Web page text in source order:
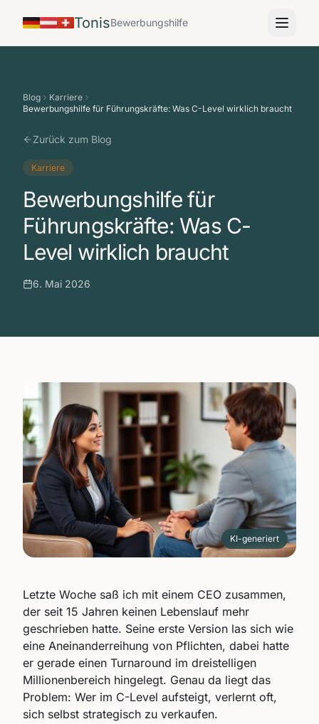
TonisBewerbungshilfe
Blog
Karriere
Bewerbungshilfe für Führungskräfte: Was C-Level wirklich braucht
Zurück zum Blog
Karriere
Bewerbungshilfe für
Führungskräfte: Was C-
Level wirklich braucht
6. Mai 2026
KI-generiert
Letzte Woche saß ich mit einem CEO zusammen,
der seit 15 Jahren keinen Lebenslauf mehr
geschrieben hatte. Seine erste Version las sich wie
eine Aneinanderreihung von Pflichten, dabei hatte
er gerade einen Turnaround im dreistelligen
Millionenbereich hingelegt. Genau da liegt das
Problem: Wer im C-Level aufsteigt, verlernt oft,
sich selbst strategisch zu verkaufen.